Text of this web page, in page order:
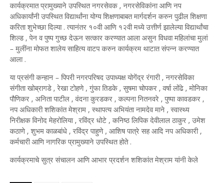
कार्यक्रमात प्रामुख्याने उपस्थित नगरसेवक , नगरसेविकांना आणि नप
अधिकार्यांनी उपस्थित विद्यार्थांना योग्य शिक्षणाबाबत मार्गदर्शन करुन पुढील शिक्षणा
करिता शुभेच्छा दिल्या . त्यानंतर १०वी आणि १२वी मध्ये उत्तीर्ण झालेल्या विद्यार्थांचा
शिल्ड , पेन व पुष्प गुच्छ देऊन सत्कार करण्यात आला असुन विधवा महिलांचा मुलां
– मुलींना मोफत शालेय साहित्य वाटप करुन कार्यक्रम थाटात संपन्न करण्यात
आला .
या प्रसंगी कन्हान – पिपरी नगरपरिषद उपाध्यक्ष योगेंद्र रंगारी , नगरसेविका
संगीता खोब्रागडे , रेखा टोहणे , गुंफा तिडके , सुषमा चोपकर , वर्षा लोंढे , मोनिका
पौणिकर , अनिता पाटील , वंदना कुरडकर , कल्पना नितनवरे , पुष्पा कावडकर ,
नप अधिकारी शशिकांत मेश्राम , स्थापत्य अभियंता नामदेव माने , स्वास्थ्य
निरीक्षक विनोद मेहरोलिया , रविंद्र धोटे , कनिष्ठ लिपिक देवीलाल ठाकुर , उमेश
कठाणे , शुभम काळबांधे , रविंद्र पाहुणे , आशिष पात्रे सह आदि नप अधिकारी ,
कर्मचारी आणि नागरिक प्रामुख्याने उपस्थित होते .
कार्यक्रमाचे सुत्र संचालन आणि आभार प्रदर्शन शशिकांत मेश्राम यांनी केले